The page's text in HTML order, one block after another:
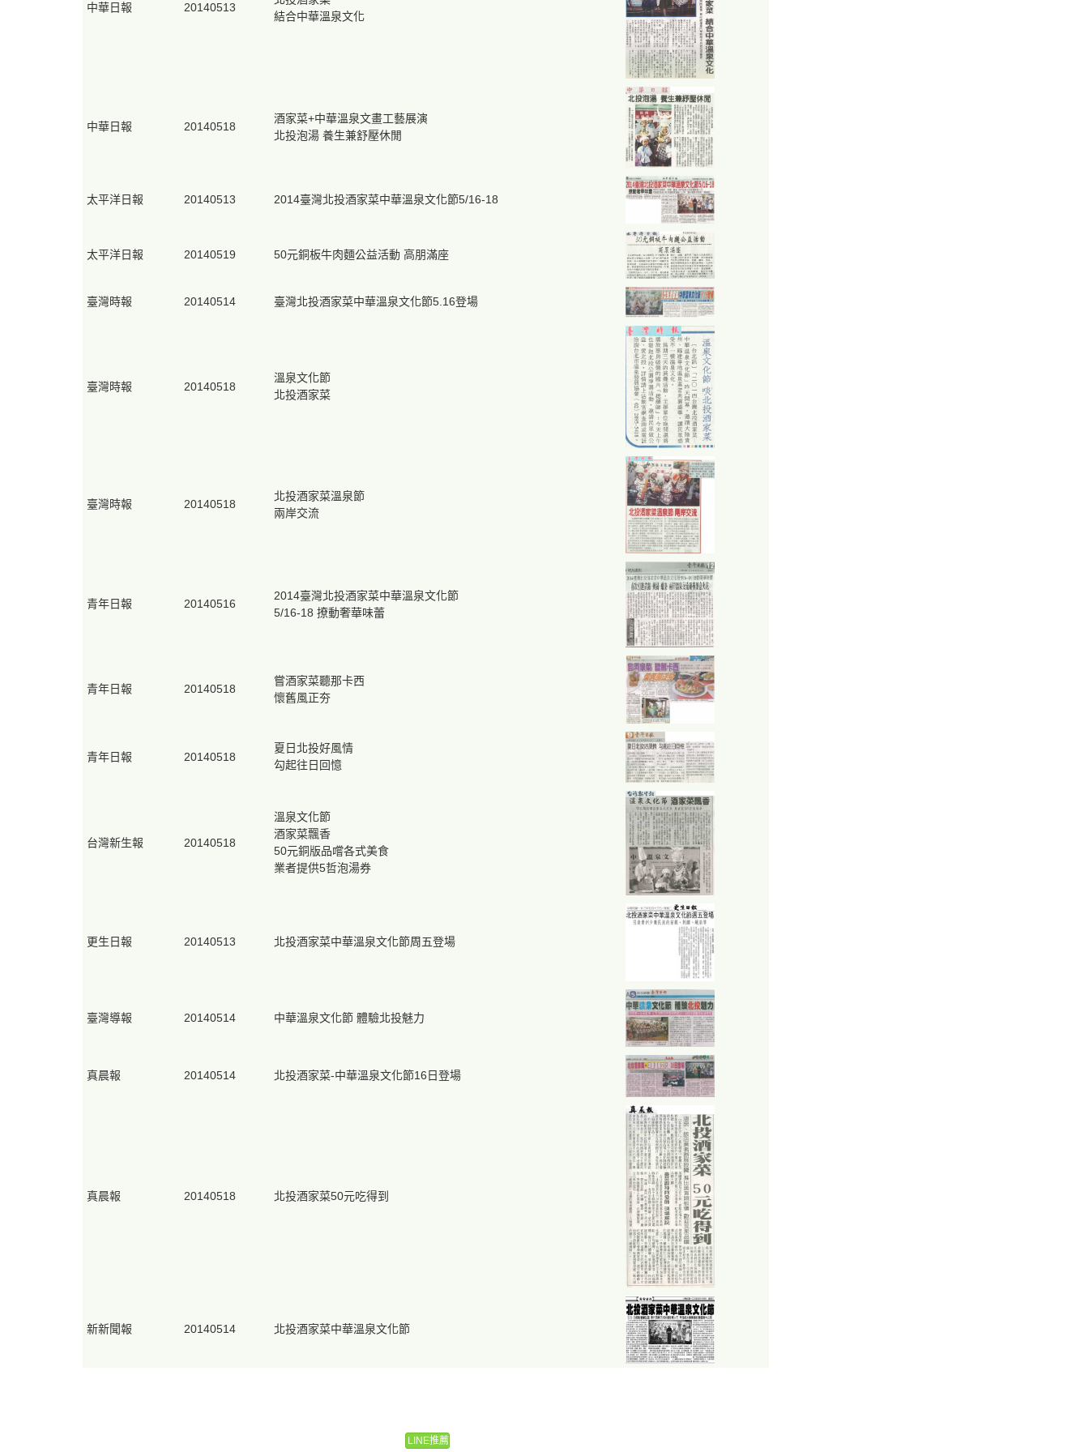
中華日報 20140513
結合中華溫泉文化
中華日報 20140518
酒家菜+中華溫泉文畫工藝展演
北投泡湯 養生兼舒壓休閒
太平洋日報 20140513 2014臺灣北投酒家菜中華溫泉文化節5/16-18
太平洋日報 20140519 50元銅板牛肉麵公益活動 高朋滿座
臺灣時報 20140514 臺灣北投酒家菜中華溫泉文化節5.16登場
臺灣時報 20140518
溫泉文化節
北投酒家菜
臺灣時報 20140518
北投酒家菜溫泉節
兩岸交流
青年日報 20140516
2014臺灣北投酒家菜中華溫泉文化節
5/16-18 撩動奢華味蕾
青年日報 20140518
嘗酒家菜聽那卡西
懷舊風正夯
青年日報 20140518
夏日北投好風情
勾起往日回憶
台灣新生報 20140518
溫泉文化節
酒家菜飄香
50元銅版品嚐各式美食
業者提供5哲泡湯券
更生日報 20140513 北投酒家菜中華溫泉文化節周五登場
臺灣導報 20140514 中華溫泉文化節 體驗北投魅力
真晨報 20140514 北投酒家菜-中華溫泉文化節16日登場
真晨報 20140518 北投酒家菜50元吃得到
新新聞報 20140514 北投酒家菜中華溫泉文化節
LINE推薦